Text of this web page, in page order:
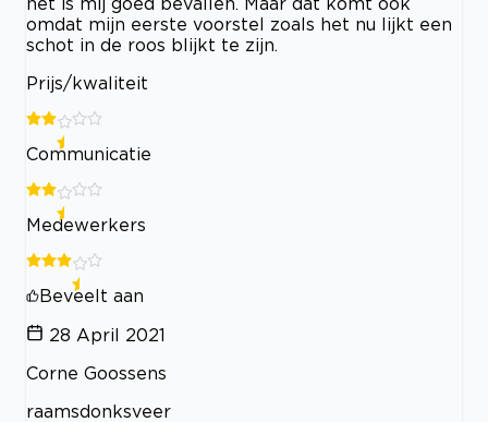
omdat mijn eerste voorstel zoals het nu lijkt een
schot in de roos blijkt te zijn.
Prijs/kwaliteit
Communicatie
Medewerkers
Beveelt aan
28 April 2021
Corne Goossens
raamsdonksveer